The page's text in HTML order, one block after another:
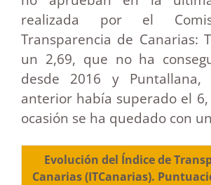
realizada por el
Transparencia de Canarias:
un 2,69, que no ha
desde 2016 y
anterior había superado el
ocasión se ha quedado con
Evolución del Índice de
Canarias (ITCanarias).